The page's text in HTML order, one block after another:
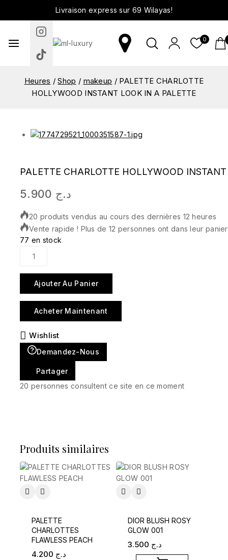
Livraison express sur 69 Wilayas!
0
Heures / Shop / makeup / PALETTE CHARLOTTE
HOLLYWOOD INSTANT LOOK IN A PALETTE
PALETTE CHARLOTTE HOLLYWOOD
د.ج
20 produits vendus au cours des dernières 12 heures
Vente rapide ! Plus de 12 personnes ont dans leur panier
77 en stock
Ajouter Au Panier
Acheter Maintenant
Wishlist
Demandez-Nous
Partager
20 personnes consultent ce site en ce moment
Produits similaires
PALETTE
CHARLOTTES
FLAWLESS PEACH
د.ج
DIOR BLUSH ROSY
GLOW 001
د.ج